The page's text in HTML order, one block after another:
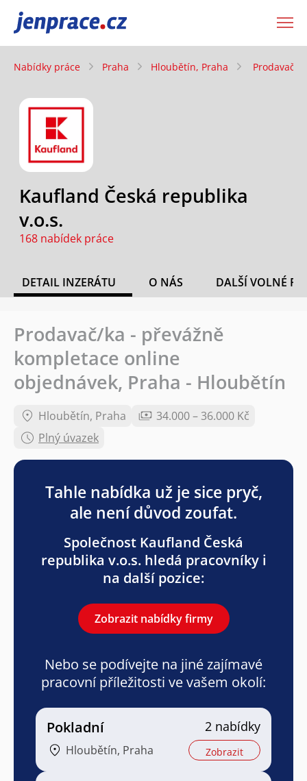
JenPráce.cz
Nabídky práce Praha Hloubětín, Praha Prodavač/
Kaufland Česká republika
v.o.s.
168 nabídek práce
DETAIL INZERÁTU O NÁS DALŠÍ VOLNÉ
Prodavač/ka - převážně
kompletace online
objednávek, Praha - Hloubětín
Hloubětín, Praha
34.000 – 36.000 Kč
Plný úvazek
Tahle nabídka už je sice pryč,
ale není důvod zoufat.
Společnost Kaufland Česká
republika v.o.s. hledá pracovníky i
na další pozice:
Zobrazit nabídky firmy
Nebo se podívejte na jiné zajímavé
pracovní příležitosti ve vašem okolí:
Pokladní
Hloubětín, Praha
2 nabídky
Zobrazit